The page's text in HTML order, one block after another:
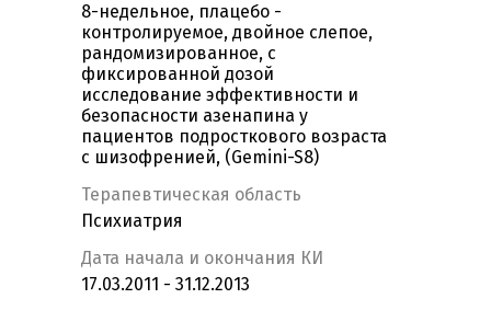
8-недельное, плацебо -
контролируемое, двойное слепое,
рандомизированное, с
фиксированной дозой
исследование эффективности и
безопасности азенапина у
пациентов подросткового возраста
с шизофренией, (Gemini-S8)
Терапевтическая область
Психиатрия
Дата начала и окончания КИ
17.03.2011 - 31.12.2013